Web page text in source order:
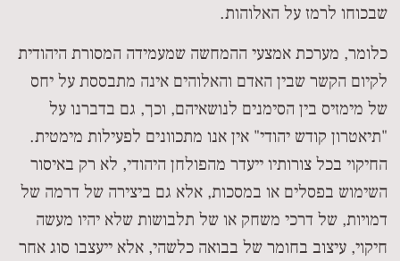
שבכוחו לרמז על האלוהות.
כלומר, מערכת אמצעי ההמחשה שמעמידה המסורת היהודית
לקיום הקשר שבין האדם והאלוהים אינה מתבססת על יחס
של מימזיס בין הסימנים לנושאיהם, וכך, גם בדברנו על
"תיאטרון קודש יהודי" אין אנו מתכוונים לפעילות מימטית.
החיקוי בכל צורותיו ייעדר מהפולחן היהודי, לא רק באיסור
השימוש בפסלים או במסכות, אלא גם ביצירה של דרמה של
דמויות, של דרכי משחק או של תלבושות שלא יהיו מעשה
חיקוי, עיצוב בחומר של בבואה כלשהי, אלא ייעצבו סוג אחר